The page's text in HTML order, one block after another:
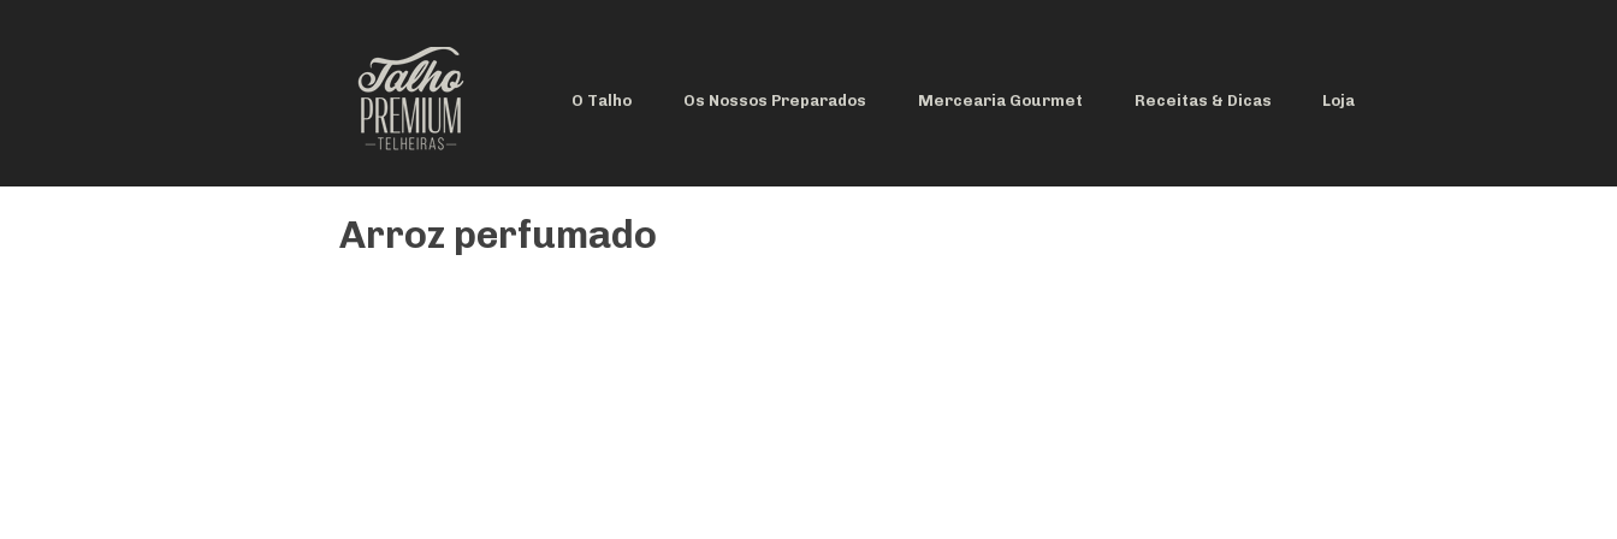
Arroz perfumado
O Talho Os Nossos Preparados Mercearia Gourmet Receitas & Dicas Loja